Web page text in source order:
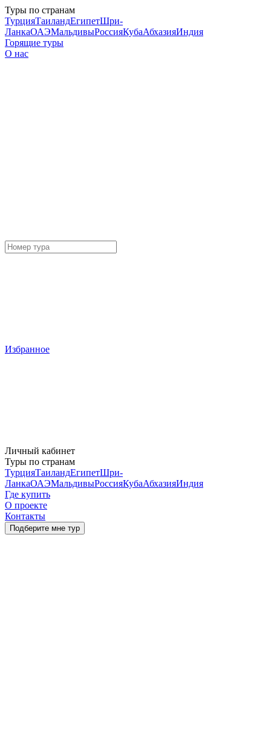
Туры по странам
ТурцияТаиландЕгипетШри-
ЛанкаОАЭМальдивыРоссияКубаАбхазияИндия
Горящие туры
О нас
Избранное
Личный кабинет
Туры по странам
ТурцияТаиландЕгипетШри-
ЛанкаОАЭМальдивыРоссияКубаАбхазияИндия
Где купить
О проекте
Контакты
Подберите мне тур